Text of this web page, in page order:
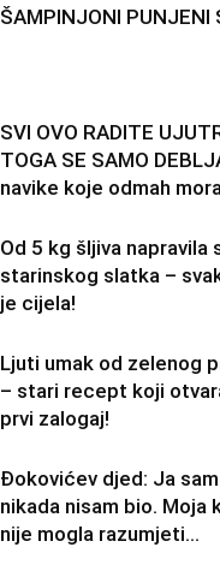
ŠAMPINJONI PUNJENI
SVI OVO RADITE
TOGA SE SAMO
navike koje odmah
Od 5 kg šljiva napravila
starinskog slatka –
je cijela!
Ljuti umak od zelenog
– stari recept koji
prvi zalogaj!
Đokovićev djed: Ja
nikada nisam bio. Moja
nije mogla razumjeti…